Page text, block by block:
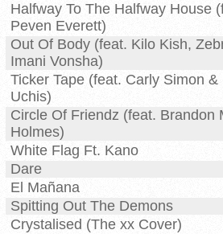
Halfway To The Halfway House
Peven Everett)
Out Of Body (feat. Kilo Kish,
Imani Vonsha)
Ticker Tape (feat. Carly Simon &
Uchis)
Circle Of Friendz (feat. Brandon
Holmes)
White Flag Ft. Kano
Dare
El Mañana
Spitting Out The Demons
Crystalised (The xx Cover)